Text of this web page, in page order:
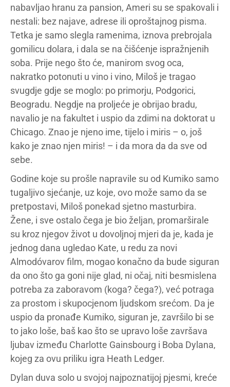
nabavljao hranu za pansion, Ameri su se spakovali i
nestali: bez najave, adrese ili oproštajnog pisma.
Tetka je samo slegla ramenima, iznova prebrojala
gomilicu dolara, i dala se na čišćenje ispražnjenih
soba. Prije nego što će, manirom svog oca,
nakratko potonuti u vino i vino, Miloš je tragao
svugdje gdje se moglo: po primorju, Podgorici,
Beogradu. Negdje na proljeće je obrijao bradu,
navalio je na fakultet i uspio da zdimi na doktorat u
Chicago. Znao je njeno ime, tijelo i miris – o, još
kako je znao njen miris! – i da mora da da sve od
sebe.
Godine koje su prošle napravile su od Kumiko samo
tugaljivo sjećanje, uz koje, ovo može samo da se
pretpostavi, Miloš ponekad sjetno masturbira.
Žene, i sve ostalo čega je bio željan, promarširale
su kroz njegov život u dovoljnoj mjeri da je, kada je
jednog dana ugledao Kate, u redu za novi
Almodóvarov film, mogao konačno da bude siguran
da ono što ga goni nije glad, ni očaj, niti besmislena
potreba za zaboravom (koga? čega?), već potraga
za prostom i skupocjenom ljudskom srećom. Da je
uspio da pronađe Kumiko, siguran je, završilo bi se
to jako loše, baš kao što se upravo loše završava
ljubav između Charlotte Gainsbourg i Boba Dylana,
kojeg za ovu priliku igra Heath Ledger.
Dylan duva solo u svojoj najpoznatijoj pjesmi, kreće